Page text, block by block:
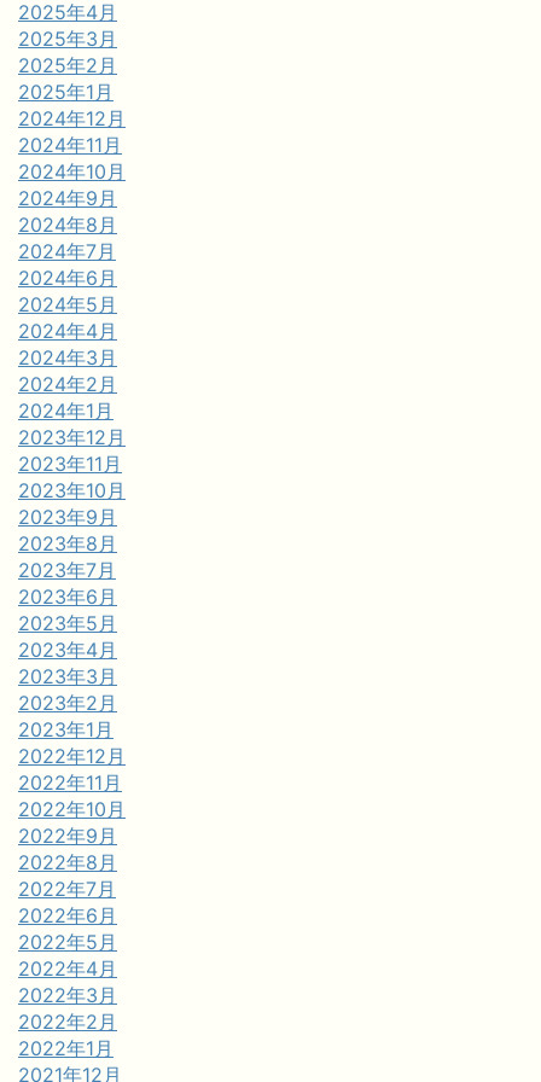
2025年4月
2025年3月
2025年2月
2025年1月
2024年12月
2024年11月
2024年10月
2024年9月
2024年8月
2024年7月
2024年6月
2024年5月
2024年4月
2024年3月
2024年2月
2024年1月
2023年12月
2023年11月
2023年10月
2023年9月
2023年8月
2023年7月
2023年6月
2023年5月
2023年4月
2023年3月
2023年2月
2023年1月
2022年12月
2022年11月
2022年10月
2022年9月
2022年8月
2022年7月
2022年6月
2022年5月
2022年4月
2022年3月
2022年2月
2022年1月
2021年12月